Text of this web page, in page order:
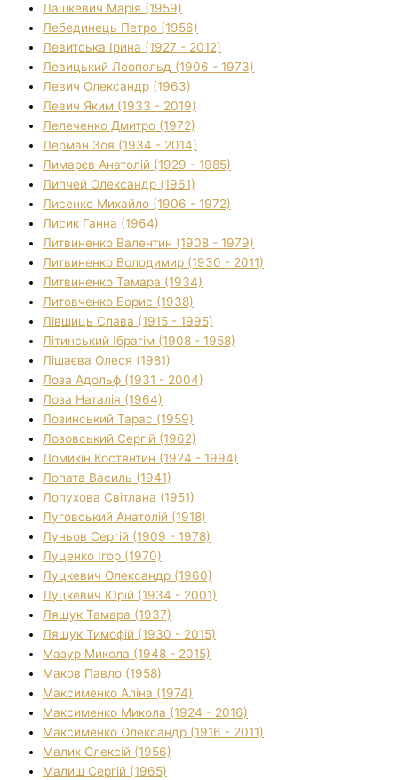
Лашкевич Марія (1959)
Лебединець Петро (1956)
Левитська Ірина (1927 - 2012)
Левицький Леопольд (1906 - 1973)
Левич Олександр (1963)
Левич Яким (1933 - 2019)
Лелеченко Дмитро (1972)
Лерман Зоя (1934 - 2014)
Лимарєв Анатолій (1929 - 1985)
Липчей Олександр (1961)
Лисенко Михайло (1906 - 1972)
Лисик Ганна (1964)
Литвиненко Валентин (1908 - 1979)
Литвиненко Володимир (1930 - 2011)
Литвиненко Тамара (1934)
Литовченко Борис (1938)
Лівшиць Слава (1915 - 1995)
Літинський Ібрагім (1908 - 1958)
Лішаєва Олеся (1981)
Лоза Адольф (1931 - 2004)
Лоза Наталія (1964)
Лозинський Тарас (1959)
Лозовський Сергій (1962)
Ломикін Костянтин (1924 - 1994)
Лопата Василь (1941)
Лопухова Світлана (1951)
Луговський Анатолій (1918)
Луньов Сергій (1909 - 1978)
Луценко Ігор (1970)
Луцкевич Олександр (1960)
Луцкевич Юрій (1934 - 2001)
Лящук Тамара (1937)
Лящук Тимофій (1930 - 2015)
Мазур Микола (1948 - 2015)
Маков Павло (1958)
Максименко Аліна (1974)
Максименко Микола (1924 - 2016)
Максименко Олександр (1916 - 2011)
Малих Олексій (1956)
Малиш Сергій (1965)